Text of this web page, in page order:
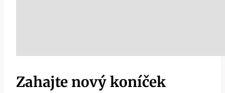
Zahajte nový koníček